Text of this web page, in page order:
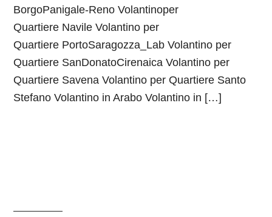
BorgoPanigale-Reno Volantinoper
Quartiere Navile Volantino per
Quartiere PortoSaragozza_Lab Volantino per
Quartiere SanDonatoCirenaica Volantino per
Quartiere Savena Volantino per Quartiere Santo
Stefano Volantino in Arabo Volantino in […]